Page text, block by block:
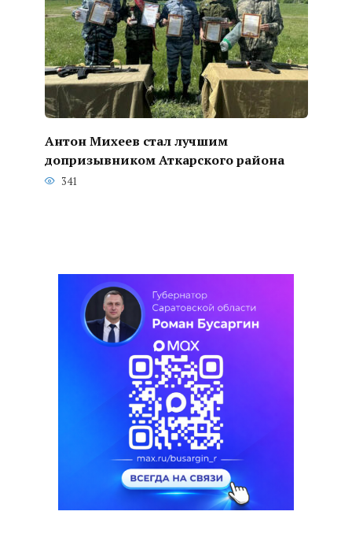
Антон Михеев стал лучшим
допризывником Аткарского района
341